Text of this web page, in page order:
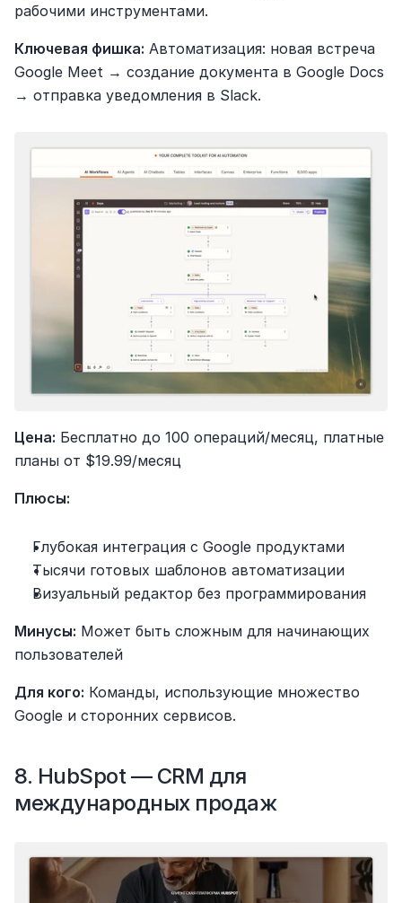
рабочими инструментами.
Ключевая фишка: Автоматизация: новая встреча
Google Meet → создание документа в Google Docs
→ отправка уведомления в Slack.
Цена: Бесплатно до 100 операций/месяц, платные
планы от $19.99/месяц
Плюсы:
Глубокая интеграция с Google продуктами
Тысячи готовых шаблонов автоматизации
Визуальный редактор без программирования
Минусы: Может быть сложным для начинающих
пользователей
Для кого: Команды, использующие множество
Google и сторонних сервисов.
8. HubSpot — CRM для
международных продаж